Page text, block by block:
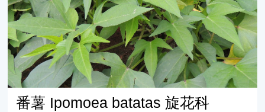
番薯 Ipomoea batatas 旋花科